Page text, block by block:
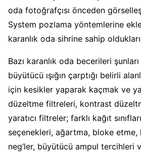
oda fotoğrafçısı önceden
System pozlama yöntemlerine
karanlık oda sihrine sahip
Bazı karanlık oda becerileri
büyütücü ışığın çarptığı belirli
için kesikler yaparak kaçmak ve
düzeltme filtreleri, kontrast
yaratıcı filtreler; farklı kağıt
seçenekleri, ağartma, bloke etme,
neg’ler, büyütücü ampul tercihleri